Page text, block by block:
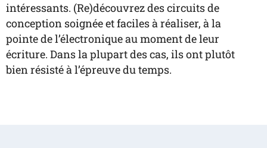
intéressants. (Re)découvrez des circuits de
conception soignée et faciles à réaliser, à la
pointe de l’électronique au moment de leur
écriture. Dans la plupart des cas, ils ont plutôt
bien résisté à l’épreuve du temps.